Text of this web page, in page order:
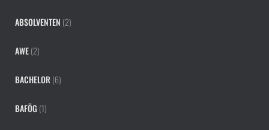
ABSOLVENTEN (2)
AWE(2)
BACHELOR (6)
BAFÖG (1)